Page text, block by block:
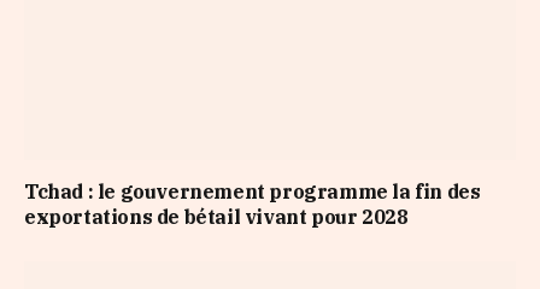
Tchad : le gouvernement programme la fin des
exportations de bétail vivant pour 2028